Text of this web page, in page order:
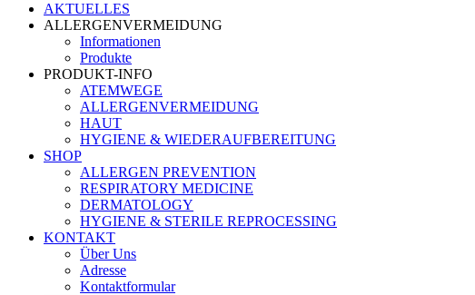
AKTUELLES
ALLERGENVERMEIDUNG
Informationen
Produkte
PRODUKT-INFO
ATEMWEGE
ALLERGENVERMEIDUNG
HAUT
HYGIENE & WIEDERAUFBEREITUNG
SHOP
ALLERGEN PREVENTION
RESPIRATORY MEDICINE
DERMATOLOGY
HYGIENE & STERILE REPROCESSING
KONTAKT
Über Uns
Adresse
Kontaktformular